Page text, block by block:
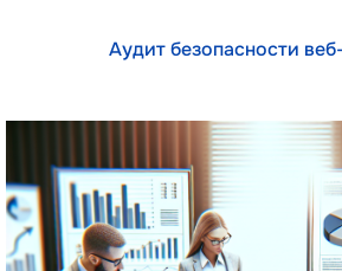
Аудит безопасности